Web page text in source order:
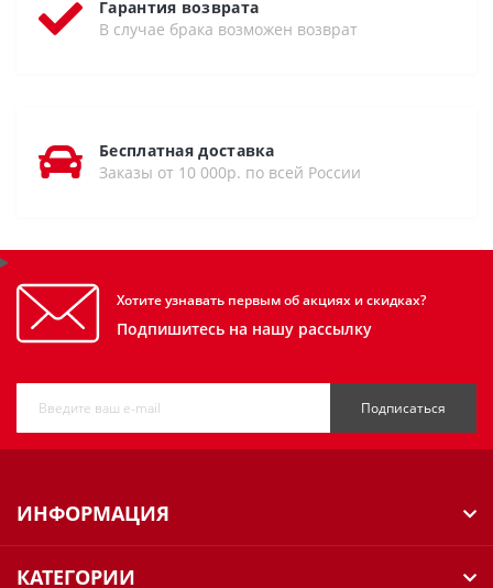
Гарантия возврата
В случае брака возможен возврат
Бесплатная доставка
Заказы от 10 000р. по всей России
Хотите узнавать первым об акциях и скидках?
Подпишитесь на нашу рассылку
Подписаться
ИНФОРМАЦИЯ
КАТЕГОРИИ